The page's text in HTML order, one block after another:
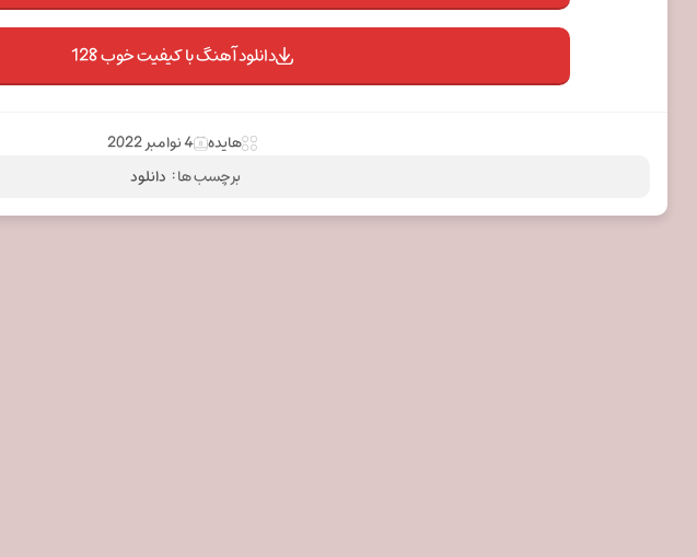
دانلود آهنگ با کیفیت خوب 128
هایده 4 نوامبر 2022
برچسب ها : دانلود